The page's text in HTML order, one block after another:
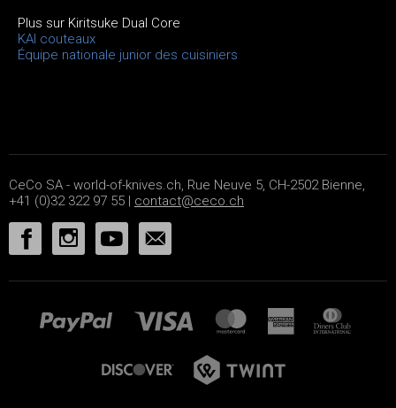
Plus sur Kiritsuke Dual Core
KAI couteaux
Équipe nationale junior des cuisiniers
CeCo SA - world-of-knives.ch, Rue Neuve 5, CH-2502 Bienne,
+41 (0)32 322 97 55 | contact@ceco.ch